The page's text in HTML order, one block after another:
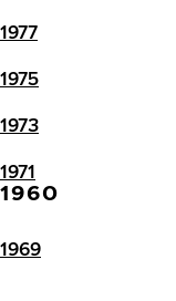
1977
1975
1973
1971
1960
1969